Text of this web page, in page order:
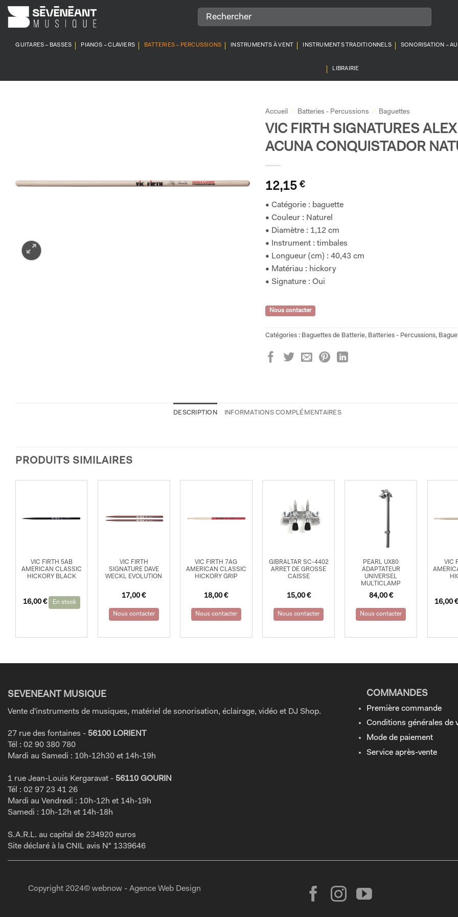
Passer
au
GUITARES – BASSES PIANOS – CLAVIERS BATTERIES – PERCUSSIONS INSTRUMENTS À VENT INSTRUMENTS TRADITIONNELS SONORISATION –
LIBRAIRIE
Accueil / Batteries - Percussions / Baguettes
VIC FIRTH SIGNATURES ALEX
ACUNA CONQUISTADOR
12,15 €
• Catégorie : baguette
• Couleur : Naturel
• Diamètre : 1,12 cm
• Instrument : timbales
• Longueur (cm) : 40,43 cm
• Matériau : hickory
• Signature : Oui
Nous contacter
Catégories : Baguettes de Batterie, Batteries - Percussions,
DESCRIPTION INFORMATIONS COMPLÉMENTAIRES
PRODUITS SIMILAIRES
VIC FIRTH 5AB
AMERICAN CLASSIC
HICKORY BLACK
16,00 € En stock
VIC FIRTH
SIGNATURE DAVE
WECKL EVOLUTION
17,00€
Nous contacter
VIC FIRTH 7AG
AMERICAN CLASSIC
HICKORY GRIP
18,00€
Nous contacter
GIBRALTAR SC-4402
ARRET DE GROSSE
CAISSE
15,00 €
Nous contacter
PEARL UX80
ADAPTATEUR
UNIVERSEL
MULTICLAMP
84,00 €
Nous contacter
VIC
16,00
SEVENEANT MUSIQUE
Vente d'instruments de musiques, matériel de sonorisation, éclairage, vidéo et DJ Shop.
27 rue des fontaines - 56100 LORIENT
Tél : 02 90 380 780
Mardi au Samedi : 10h-12h30 et 14h-19h
1 rue Jean-Louis Kergaravat - 56110 GOURIN
Tél : 02 97 23 41 26
Mardi au Vendredi : 10h-12h et 14h-19h
Samedi : 10h-12h et 14h-18h
S.A.R.L. au capital de 234920 euros
Site déclaré à la CNIL avis N° 1339646
COMMANDES
Première commande
Conditions générales de
Mode de paiement
Service après-vente
Copyright 2024© webnow - Agence Web Design